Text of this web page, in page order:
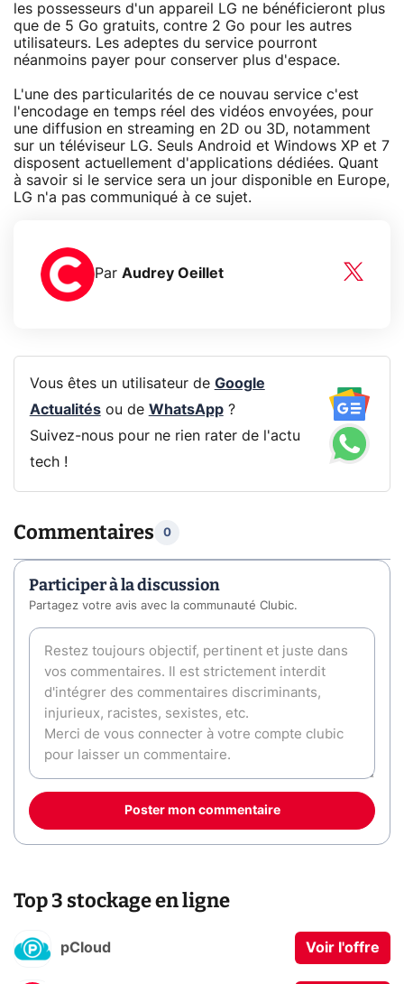
les possesseurs d'un appareil LG ne bénéficieront plus
que de 5 Go gratuits, contre 2 Go pour les autres
utilisateurs. Les adeptes du service pourront
néanmoins payer pour conserver plus d'espace.
L'une des particularités de ce nouvau service c'est
l'encodage en temps réel des vidéos envoyées, pour
une diffusion en streaming en 2D ou 3D, notamment
sur un téléviseur LG. Seuls Android et Windows XP et 7
disposent actuellement d'applications dédiées. Quant
à savoir si le service sera un jour disponible en Europe,
LG n'a pas communiqué à ce sujet.
Par Audrey Oeillet
Vous êtes un utilisateur de Google
Actualitésou de WhatsApp?
Suivez-nous pour ne rien rater de l'actu
tech !
Commentaires 0
Participer à la discussion
Partagez votre avis avec la communauté Clubic.
Poster mon commentaire
Top 3 stockage en ligne
pCloud Voir l'offre